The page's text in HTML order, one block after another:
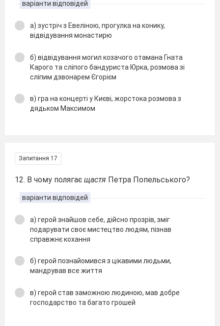
варіанти відповідей
а) зустріч з Евеліною, прогулка на конику,
відвідування монастирю
б) відвідування могил козачого отамана Гната
Карого та сліпого бандуриста Юрка, розмова зі
сліпим дзвонарем Єгорієм
в) гра на концерті у Києві, жорстока розмова з
дядьком Максимом
Запитання 17
12. В чому полягає щастя Петра Попельського?
варіанти відповідей
а) герой знайшов себе, дійсно прозрів, зміг
подарувати своє мистецтво людям, пізнав
справжнє кохання
б) герой познайомився з цікавими людьми,
мандрував все життя
в) герой став заможною людиною, мав добре
господарство та багато грошей